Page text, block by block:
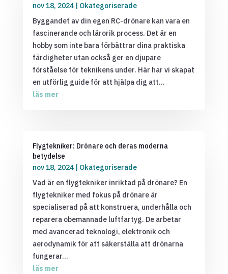
nov 18, 2024| Okategoriserade
Byggandet av din egen RC-drönare kan vara en
fascinerande och lärorik process. Det är en
hobby som inte bara förbättrar dina praktiska
färdigheter utan också ger en djupare
förståelse för teknikens under. Här har vi skapat
en utförlig guide för att hjälpa dig att...
läs mer
Flygtekniker: Drönare och deras moderna
betydelse
nov 18, 2024| Okategoriserade
Vad är en flygtekniker inriktad på drönare? En
flygtekniker med fokus på drönare är
specialiserad på att konstruera, underhålla och
reparera obemannade luftfartyg. De arbetar
med avancerad teknologi, elektronik och
aerodynamik för att säkerställa att drönarna
fungerar...
läs mer